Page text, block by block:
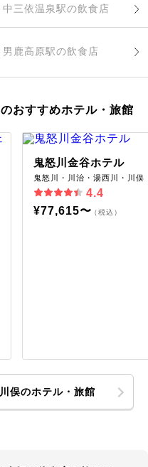
中三依温泉駅の飲食店
男鹿高原駅の飲食店
おすすめホテル・旅館
鬼怒川金谷ホテル
鬼怒川・川治・湯西川・川俣
4.4
¥77,615〜（税込）
俣のホテル・旅館